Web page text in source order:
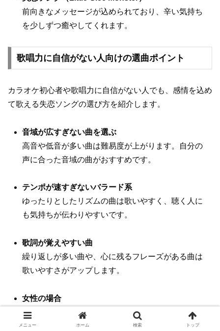
前向きなメッセージが込められており、辛い気持ち
を少しずつ癒やしてくれます。
歌唱力に自信がない人向けの選曲ポイント
カラオケ初心者や歌唱力に自信がない人でも、感情を込め
て歌える失恋ソングの選び方を紹介します。
音域が広すぎない曲を選ぶ
高音や低音が多い曲は難易度が上がります。自分の
声に合った音域の曲がおすすめです。
テンポが速すぎないバラード系
ゆったりとしたリズムの曲は歌いやすく、聴く人に
も気持ちが伝わりやすいです。
歌詞が覚えやすい曲
繰り返しが多い曲や、心に残るフレーズがある曲は
歌いやすさがアップします。
女性の場合
「366日」や「失恋ソング」など、女性目線の歌詞が
多い曲を選ぶと自然に感情が乗せやすいです。
メニュー ホーム 検索 トップ